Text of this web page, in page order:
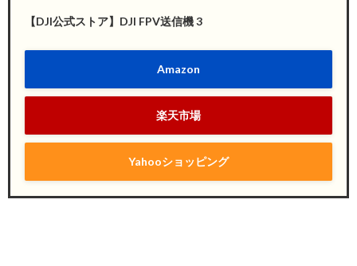
【DJI公式ストア】DJI FPV送信機 3
Amazon
楽天市場
Yahooショッピング